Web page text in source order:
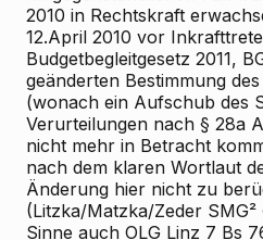
2010 in Rechtskraft
12.April 2010 vor
Budgetbegleitgesetz 2011,
geänderten Bestimmung
(wonach ein Aufschub des
Verurteilungen nach § 28a
nicht mehr in Betracht
nach dem klaren Wortlaut
Änderung hier nicht zu
(Litzka/Matzka/Zeder
Sinne auch OLG Linz 7 Bs